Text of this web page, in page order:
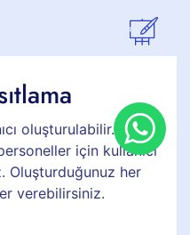
oluşturulabilir. İş
için kullanıcı
Oluşturduğunuz her
verebilirsiniz.